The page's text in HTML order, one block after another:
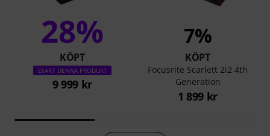
28%
KÖPT
EXAKT DENNA PRODUKT
9 999 kr
7%
KÖPT
Focusrite Scarlett 2i2 4th
Generation
1 899 kr